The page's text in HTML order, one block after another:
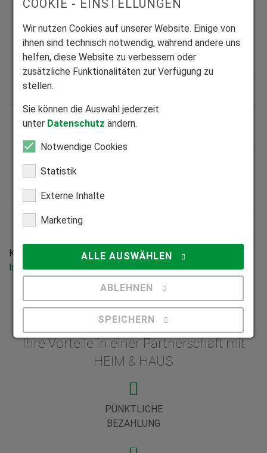
Wie sehen meine Verdienstmöglichkeiten
aus und wie erhalte mich meine
Vergütung?
Wo ist mein Einsatz-/Montagegebiet?
Gibt HEIM & HAUS mir die Terminplanung
Bin ich verpflichtet jeden Auftrag
anzunehmen, den HEIM & HAUS mir
anbietet?
Wie erhalte ich die zu montierende Ware?
Konnten wir Ihre Frage nicht beantworten?
Information fehlt Ihrer Meinung nach?
Ihre Vorteile in einer Partnerschaft mit
HEIM & HAUS
PÜNKTLICHE
BEZAHLUNG
COOKIE - EINSTELLUNGEN
Wir nutzen Cookies auf unserer Website. Einige von
ihnen sind technisch notwendig, während andere uns
helfen, diese Website zu verbessern oder
zusätzliche Funktionalitäten zur Verfügung zu
stellen.
Sie können die Auswahl jederzeit
unter Datenschutz ändern.
Notwendige Cookies
Statistik
Externe Inhalte
Marketing
ALLE AUSWÄHLEN
ABLEHNEN
SPEICHERN